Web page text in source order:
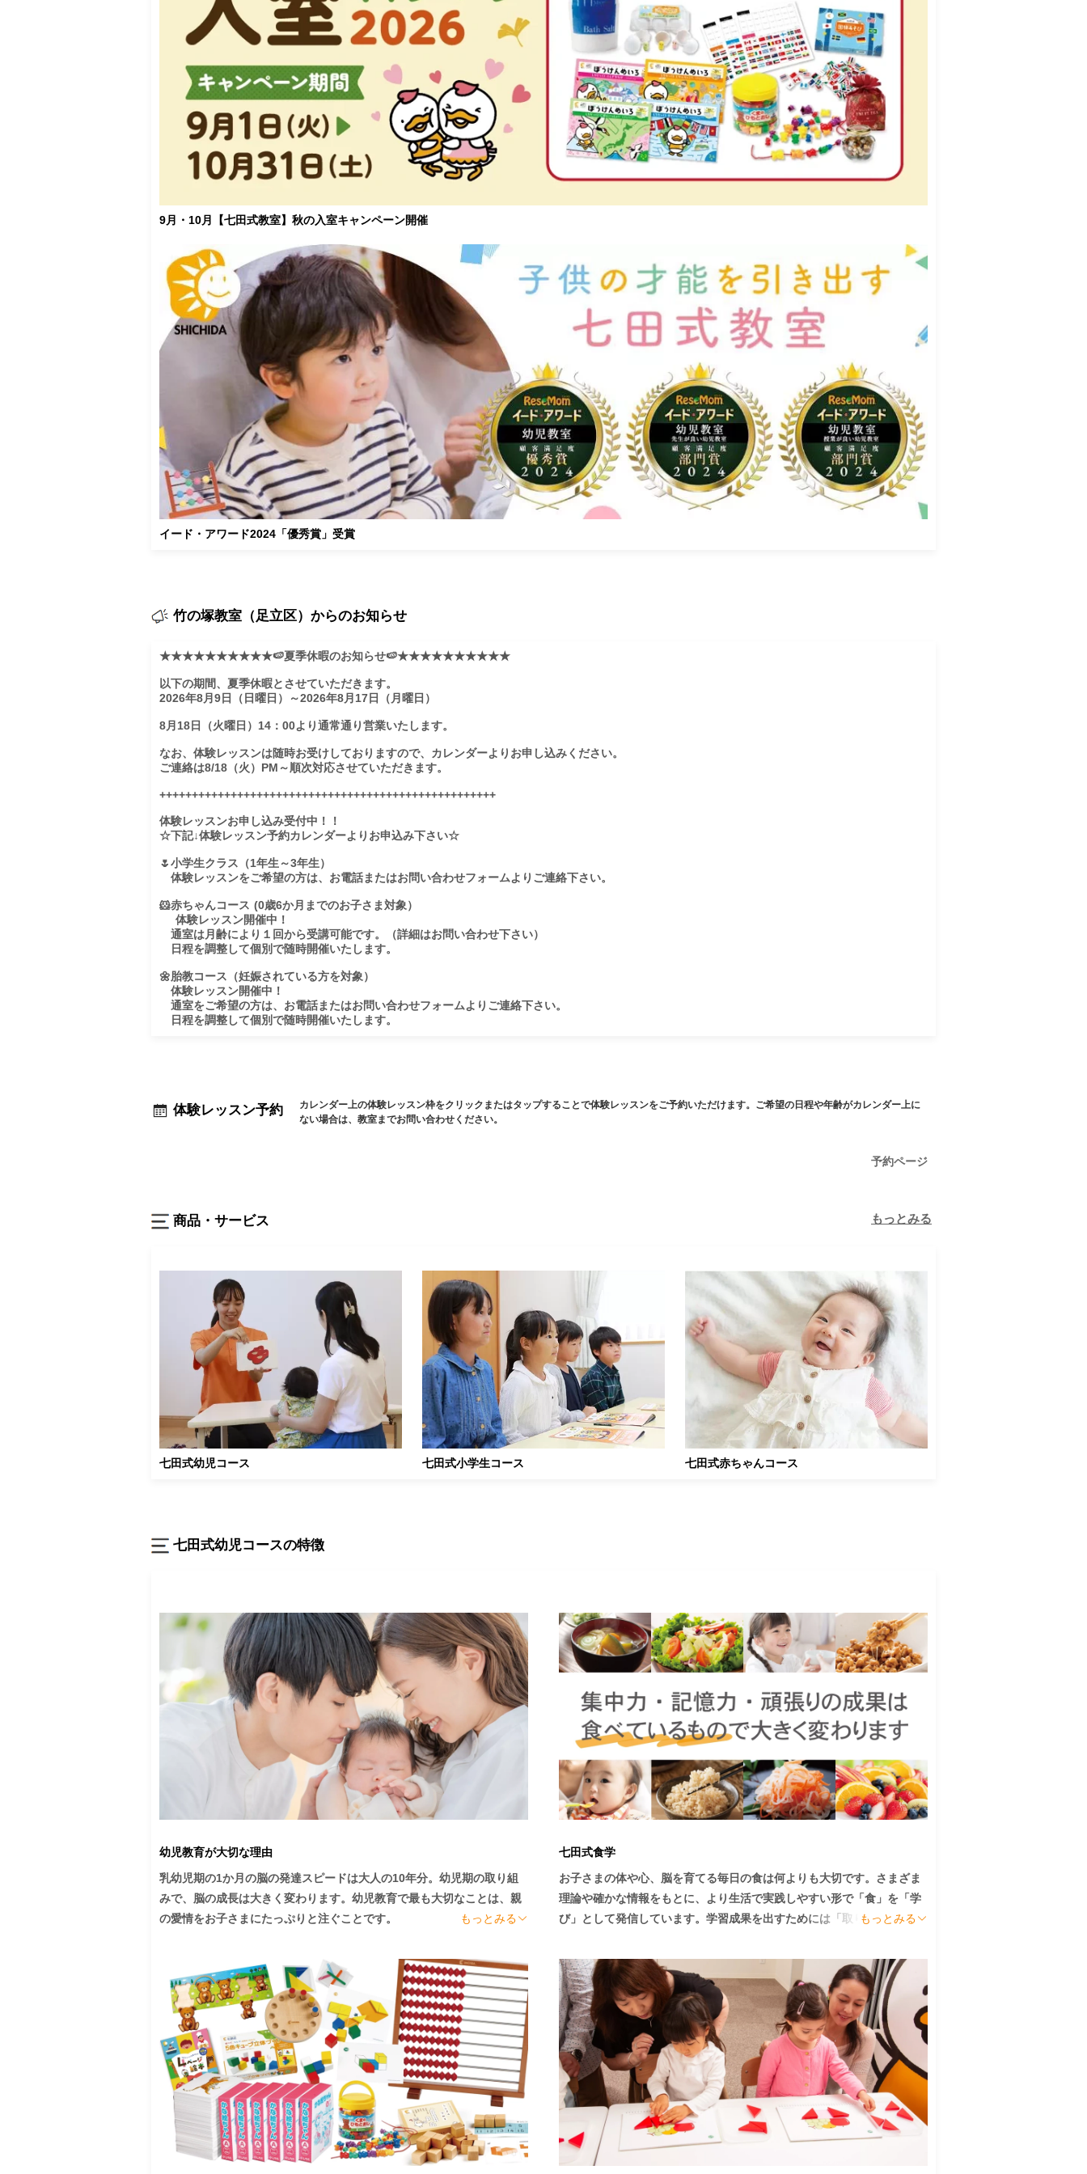
9月・10月【七田式教室】秋の入室キャンペーン開催
イード・アワード2024「優秀賞」受賞
竹の塚教室（足立区）からのお知らせ
★★★★★★★★★★🍉夏季休暇のお知らせ🍉★★★★★★★★★★
以下の期間、夏季休暇とさせていただきます。
2026年8月9日（日曜日）～2026年8月17日（月曜日）
8月18日（火曜日）14：00より通常通り営業いたします。
なお、体験レッスンは随時お受けしておりますので、カレンダーよりお申し込みください。
ご連絡は8/18（火）PM～順次対応させていただきます。
++++++++++++++++++++++++++++++++++++++++++++++++++++
体験レッスンお申し込み受付中！！
☆下記↓体験レッスン予約カレンダーよりお申込み下さい☆
🌷小学生クラス（1年生～3年生）
体験レッスンをご希望の方は、お電話またはお問い合わせフォームよりご連絡下さい。
🐹赤ちゃんコース (0歳6か月までのお子さま対象）
通室は月齢により１回から受講可能です。（詳細はお問い合わせ下さい）
日程を調整して個別で随時開催いたします。
🌼胎教コース（妊娠されている方を対象）
体験レッスン開催中！
通室をご希望の方は、お電話またはお問い合わせフォームよりご連絡下さい。
日程を調整して個別で随時開催いたします。
体験レッスン予約
カレンダー上の体験レッスン枠をクリックまたはタップすることで体験レッスンをご予約いただけます。ご希望の日程や年齢がカレンダー上に
ない場合は、教室までお問い合わせください。
予約ページ
商品・サービス もっとみる
七田式幼児コース 七田式小学生コース 七田式赤ちゃんコース
七田式幼児コースの特徴
幼児教育が大切な理由
乳幼児期の1か月の脳の発達スピードは大人の10年分。幼児期の取り組
みで、脳の成長は大きく変わります。幼児教育で最も大切なことは、親
の愛情をお子さまにたっぷりと注ぐことです。
そのためには、子供の脳と心の働きを知って、それを満たしてあげるこ
とです。脳の成長を知ることは、能力を育むことはもちろんのこと、子
供の心を育むことにも通じます。
もっとみる
七田式食学
お子さまの体や心、脳を育てる毎日の食は何よりも大切です。さまざま
理論や確かな情報をもとに、より生活で実践しやすい形で「食」を「学
び」として発信しています。学習成果を出すためには「取り組み」だけ
そのため、「知育だけ」ではなく、「子育て全般」を多方面から七田式
教育はサポートいたします。正しい情報があれば、子育てに関する迷い
や不安は一つずつ解消できます。子供たちに豊かな学びと家族が幸せで
あるための、確かなノウハウを身につけることができます。
もっとみる